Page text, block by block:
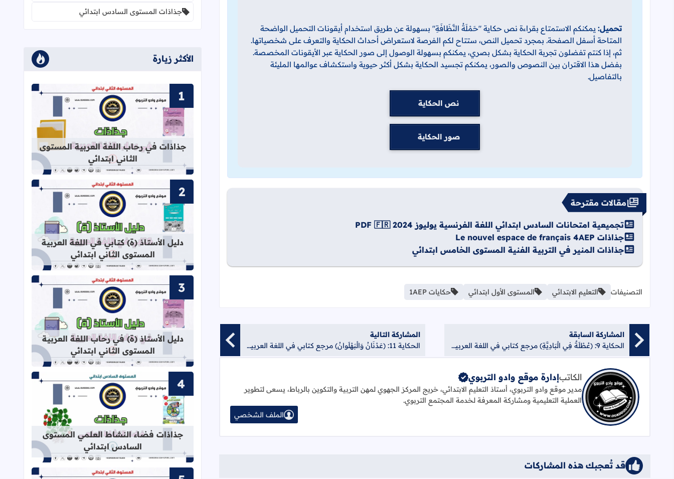
تحميل: يمكنكم الاستمتاع بقراءة نص حكاية "حَمْلَةُ النَّظَافَةِ" بسهولة عن طريق استخدام أيقونات التحميل الواضحة
المتاحة أسفل الصفحة. بمجرد تحميل النص، ستتاح لكم الفرصة لاستعراض أحداث الحكاية والتعرف على شخصياتها.
ثم، إذا كنتم تفضلون تجربة الحكاية بشكل بصري، يمكنكم بسهولة الوصول إلى صور الحكاية عبر الأيقونات المخصصة.
بفضل هذا الاقتران بين النصوص والصور، يمكنكم تجسيد الحكاية بشكل أكثر حيوية واستكشاف عوالمها المليئة
بالتفاصيل.
نص الحكاية
صور الحكاية
مقالات مقترحة
تجميعية امتحانات السادس ابتدائي اللغة الفرنسية يوليوز 2024 PDF 🇫🇷
جذاذات Le nouvel espace de français 4AEP
جذاذات المنير في التربية الفنية المستوى الخامس ابتدائي
التصنيفات التعليم الابتدائي المستوى الأول ابتدائي حكايات 1AEP
المشاركة السابقة
الحكاية 9: (عُطْلَةٌ فِي الْبَادِيَّةِ) مرجع كتابي في اللغة العربية 1AEP
المشاركة التالية
الحكاية 11: (عَدْنَانُ وَالْبَهْلَوانُ) مرجع كتابي في اللغة العربية 1AEP
الكاتبإدارة موقع وادو التربوي
مدير موقع وادو التربوي، أستاذ التعليم الابتدائي، خريج المركز الجهوي لمهن التربية والتكوين بالرباط، يسعى لتطوير
العملية التعليمية ومشاركة المعرفة لخدمة المجتمع التربوي.
الملف الشخصي
قد تُعجبك هذه المشاركات
جذاذات المستوى السادس ابتدائي
الأكثر زيارة
قراءة المزيد عن جذاذات في رحاب
جذاذات في رحاب اللغة العربية المستوى
الثاني ابتدائي
قراءة المزيد عن دليل الأستاذ (ة)
دليل الأستاذ (ة) كتابي في اللغة العربية
المستوى الثاني ابتدائي
قراءة المزيد عن دليل الأستاذ (ة) في
دليل الأستاذ (ة) في رحاب اللغة العربية
المستوى الثاني ابتدائي
قراءة المزيد عن جذاذات فضاء
جذاذات فضاء النشاط العلمي المستوى
السادس ابتدائي